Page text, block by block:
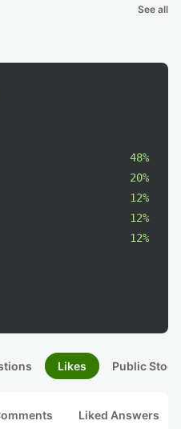
See all
48%
20%
12%
12%
12%
Likes Public
Liked Answers